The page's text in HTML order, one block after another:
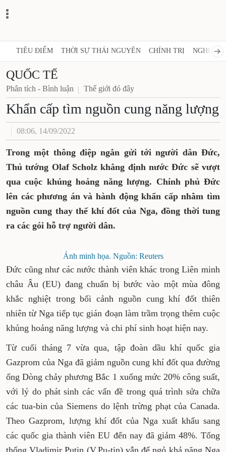
TIÊU ĐIỂM THỜI SỰ THÁI NGUYÊN CHÍNH TRỊ NGHỊ
QUỐC TẾ
Phân tích - Bình luận Thế giới đó đây
Khẩn cấp tìm nguồn cung năng lượng
08:06, 14/09/2022
Trong một thông điệp ngắn gửi tới người dân Đức,
Thủ tướng Olaf Scholz khẳng định nước Đức sẽ vượt
qua cuộc khủng hoảng năng lượng. Chính phủ Đức
lên các phương án và hành động khẩn cấp nhằm tìm
nguồn cung thay thế khí đốt của Nga, đồng thời tung
ra các gói hỗ trợ người dân.
Ảnh minh họa. Nguồn: Reuters
Đức cũng như các nước thành viên khác trong Liên minh
châu Âu (EU) đang chuẩn bị bước vào một mùa đông
khắc nghiệt trong bối cảnh nguồn cung khí đốt thiên
nhiên từ Nga tiếp tục gián đoạn làm trầm trọng thêm cuộc
khủng hoảng năng lượng và chi phí sinh hoạt hiện nay.
Từ cuối tháng 7 vừa qua, tập đoàn dầu khí quốc gia
Gazprom của Nga đã giảm nguồn cung khí đốt qua đường
ống Dòng chảy phương Bắc 1 xuống mức 20% công suất,
với lý do phát sinh các vấn đề trong quá trình sửa chữa
các tua-bin của Siemens do lệnh trừng phạt của Canada.
Theo Gazprom, lượng khí đốt của Nga xuất khẩu sang
các quốc gia thành viên EU đến nay đã giảm 48%. Tổng
thống Vladimir Putin (V.Pu-tin) vẫn để ngỏ khả năng Nga